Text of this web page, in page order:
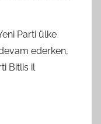
Parti ülke
ederken,
Bitlis il